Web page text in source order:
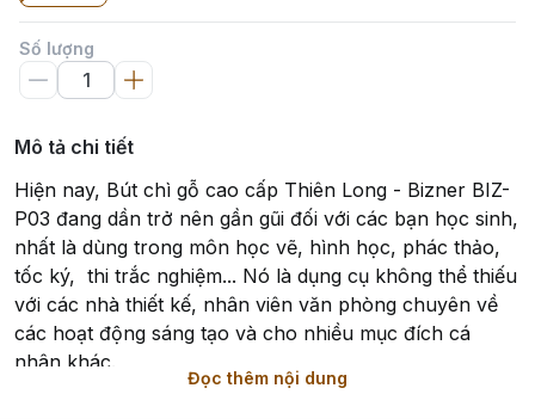
Số lượng
Mô tả chi tiết
Hiện nay, Bút chì gỗ cao cấp Thiên Long - Bizner BIZ-
P03 đang dần trở nên gần gũi đối với các bạn học sinh,
nhất là dùng trong môn học vẽ, hình học, phác thảo,
tốc ký, thi trắc nghiệm... Nó là dụng cụ không thể thiếu
với các nhà thiết kế, nhân viên văn phòng chuyên về
các hoạt động sáng tạo và cho nhiều mục đích cá
nhân khác.
Đọc thêm nội dung